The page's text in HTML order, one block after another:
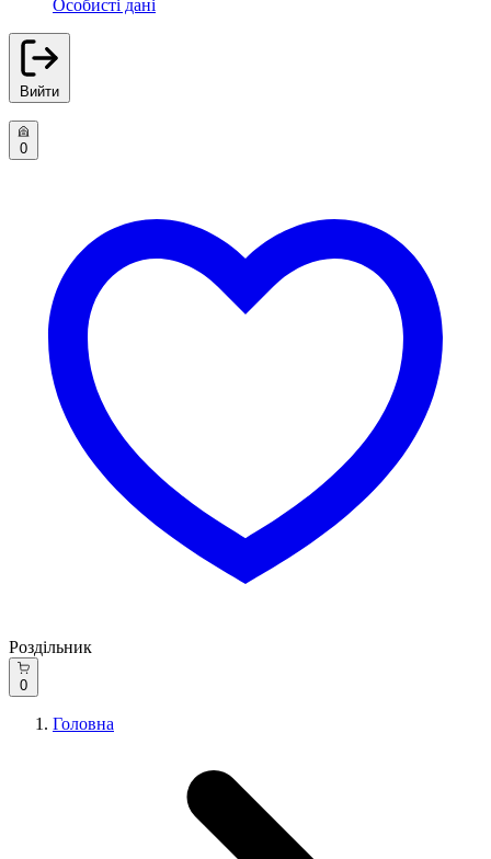
Особисті дані
Вийти
0
Роздільник
0
Головна